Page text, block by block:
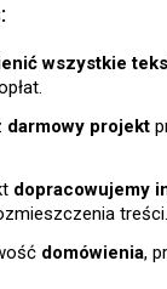
wszystkie
darmowy projekt
dopracowujemy
treści.
domówienia,